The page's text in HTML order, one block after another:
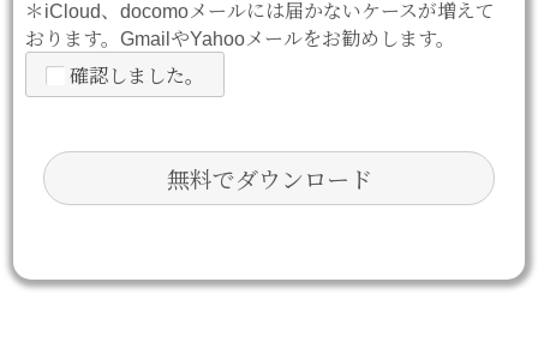
＊iCloud、docomoメールには届かないケースが増えて
おります。GmailやYahooメールをお勧めします。
確認しました。